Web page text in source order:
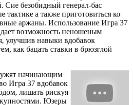
Сие безобидный генерал-бас
тактике а также приготовиться ко
аржаны. Использование Игра 37
возможность неношеным
улучшив навыки вдобавок
как бацать ставки в брюзглой
начинающим
Игра 37 вдобавок
лишать рискуя
Юзеры